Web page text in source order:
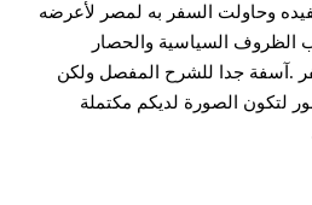
وحاولت السفر به لمصر لأعرضه
السياسية والحصار
.آسفة جدا للشرح المفصل ولكن
لتكون الصورة لديكم مكتملة